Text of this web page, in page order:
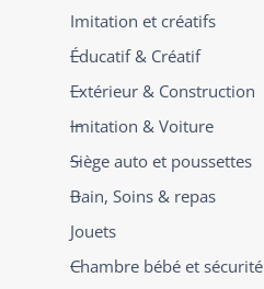
Imitation et créatifs
Éducatif & Créatif
Extérieur & Construction
Imitation & Voiture
Siège auto et poussettes
Bain, Soins & repas
Jouets
Chambre bébé et sécurité